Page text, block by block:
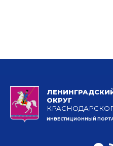
ОКРУГ
ИНВЕСТИЦИОННЫЙ